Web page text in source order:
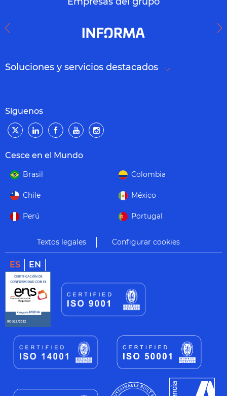
Soluciones y servicios destacados
Síguenos
Cesce en el Mundo
Brasil Colombia
Chile México
Perú Portugal
Textos legales Configurar cookies
ES EN